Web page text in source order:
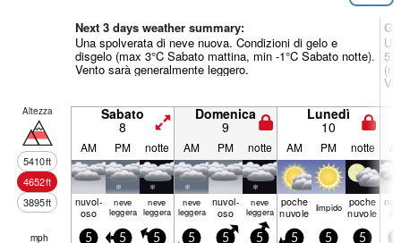
Next 3 days weather summary:
Una spolverata di neve nuova. Condizioni di gelo e
disgelo (max 3°C Sabato mattina, min -1°C Sabato notte).
Vento sarà generalmente leggero.
Altezza
5410ft
4652ft
3895ft
Sabato
8
Domenica
9
Lunedì
10
AM PM notte AM PM notte AM PM notte
nuvol-
oso
neve
leggera
neve
leggera
neve
leggera
nuvol-
oso
neve
leggera
poche
nuvole limp­ido poche
nuvole
mph 5 5 5 5 5 5 5 5 5